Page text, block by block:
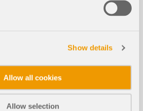
Show details
Allow all cookies
Allow selection
Funkcja ta jest dostępna dla
projektowych rozszerzeń
przeprowadzana jest w
i dlatego może zmieniać
Klasa przekroju zależy
wyświetlania można